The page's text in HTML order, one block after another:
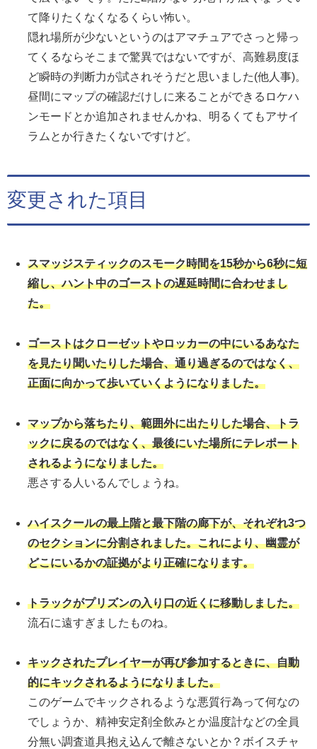
て降りたくなくなるくらい怖い。
隠れ場所が少ないというのはアマチュアでさっと帰っ
てくるならそこまで驚異ではないですが、高難易度ほ
ど瞬時の判断力が試されそうだと思いました(他人事)。
昼間にマップの確認だけしに来ることができるロケハ
ンモードとか追加されませんかね、明るくてもアサイ
ラムとか行きたくないですけど。
変更された項目
スマッジスティックのスモーク時間を15秒から6秒に短
縮し、ハント中のゴーストの遅延時間に合わせまし
た。
ゴーストはクローゼットやロッカーの中にいるあなた
を見たり聞いたりした場合、通り過ぎるのではなく、
正面に向かって歩いていくようになりました。
マップから落ちたり、範囲外に出たりした場合、トラ
ックに戻るのではなく、最後にいた場所にテレポート
されるようになりました。
悪さする人いるんでしょうね。
ハイスクールの最上階と最下階の廊下が、それぞれ3つ
のセクションに分割されました。これにより、幽霊が
どこにいるかの証拠がより正確になります。
トラックがプリズンの入り口の近くに移動しました。
流石に遠すぎましたものね。
キックされたプレイヤーが再び参加するときに、自動
的にキックされるようになりました。
このゲームでキックされるような悪質行為って何なの
でしょうか、精神安定剤全飲みとか温度計などの全員
分無い調査道具抱え込んで離さないとか？ボイスチャ